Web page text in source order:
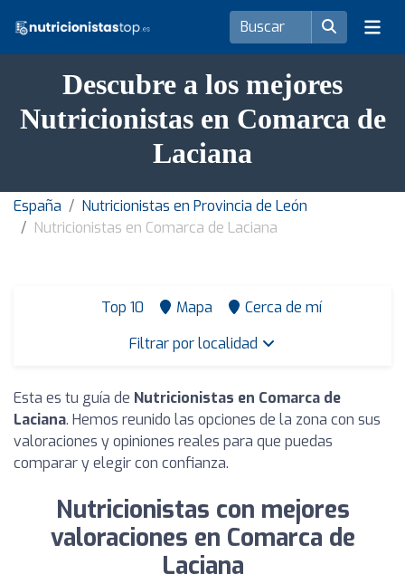
Descubre a los mejores
Nutricionistas en Comarca de
Laciana
España
Nutricionistas en Provincia de León
Nutricionistas en Comarca de Laciana
Top 10 Mapa
Cerca de mí
Filtrar por localidad
Esta es tu guía de Nutricionistas en Comarca de
Laciana. Hemos reunido las opciones de la zona con sus
valoraciones y opiniones reales para que puedas
comparar y elegir con confianza.
Nutricionistas con mejores
valoraciones en Comarca de
Laciana